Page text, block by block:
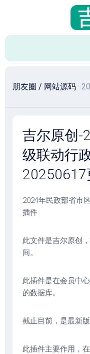
容
朋友圈 / 网站源码 ·
吉尔原创-
级联动行
20250617
2024年民政部省市
插件
此文件是吉尔原创
间。
此插件是在会员中
的数据库。
截止目前，是最新
此插件主要作用，